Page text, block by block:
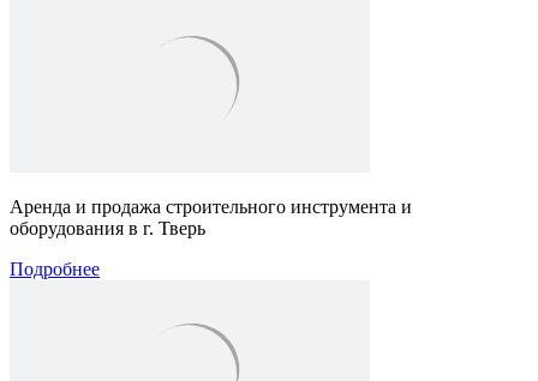
Аренда и продажа строительного инструмента и
оборудования в г. Тверь
Подробнее